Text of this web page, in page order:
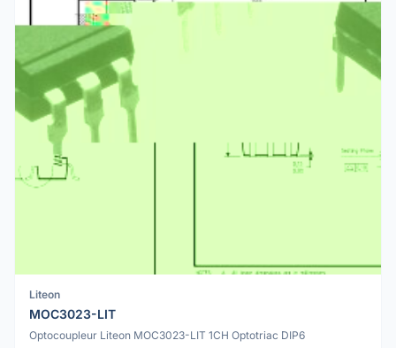
Liteon
MOC3023-LIT
Optocoupleur Liteon MOC3023-LIT 1CH Optotriac DIP6